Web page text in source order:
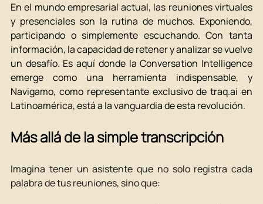
En el mundo empresarial actual, las reuniones virtuales
y presenciales son la rutina de muchos. Exponiendo,
participando o simplemente escuchando. Con tanta
información, la capacidad de retener y analizar se vuelve
un desafío. Es aquí donde la Conversation Intelligence
emerge como una herramienta indispensable, y
Navigamo, como representante exclusivo de traq.ai en
Latinoamérica, está a la vanguardia de esta revolución.
Más allá de la simple transcripción
Imagina tener un asistente que no solo registra cada
palabra de tus reuniones, sino que: